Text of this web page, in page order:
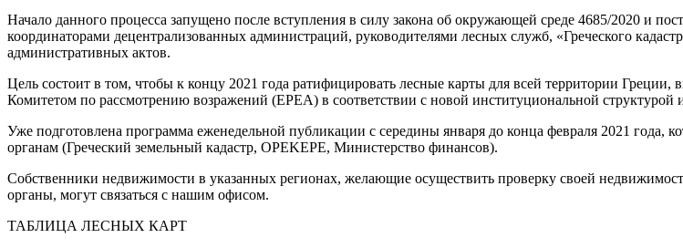
Начало данного процесса запущено после вступления в силу закона об окружающей среде 4685/2020 и
координаторами децентрализованных администраций, руководителями лесных служб, «Греческого
административных актов.
Цель состоит в том, чтобы к концу 2021 года ратифицировать лесные карты для всей территории
Комитетом по рассмотрению возражений (EPEA) в соответствии с новой институциональной структурой
Уже подготовлена программа еженедельной публикации с середины января до конца февраля 2021 года,
органам (Греческий земельный кадастр, OPEKEPE, Министерство финансов).
Собственники недвижимости в указанных регионах, желающие осуществить проверку своей
органы, могут связаться с нашим офисом.
ТАБЛИЦА ЛЕСНЫХ КАРТ